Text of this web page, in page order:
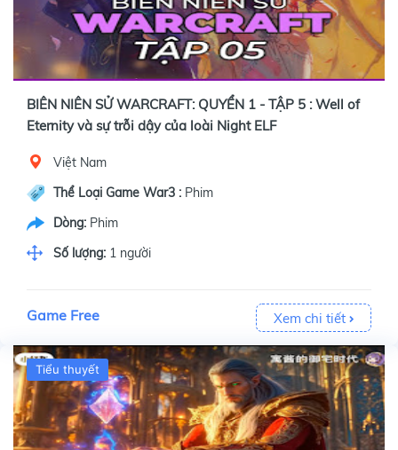
BIÊN NIÊN SỬ WARCRAFT: QUYỂN 1 - TẬP 5 : Well of
Eternity và sự trỗi dậy của loài Night ELF
Việt Nam
Thể Loại Game War3 : Phim
Dòng: Phim
Số lượng: 1 người
Game Free Xem chi tiết
Tiểu thuyết